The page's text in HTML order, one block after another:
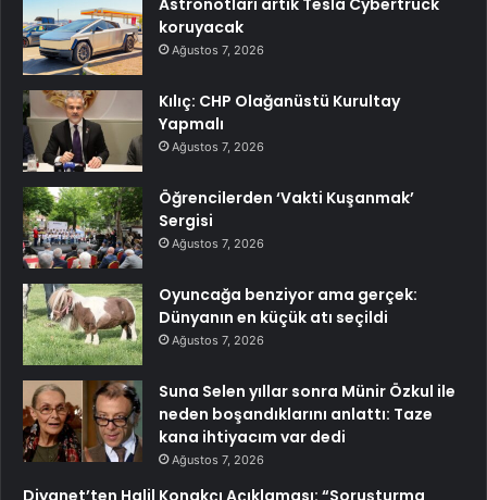
Astronotları artık Tesla Cybertruck
koruyacak
Ağustos 7, 2026
Kılıç: CHP Olağanüstü Kurultay
Yapmalı
Ağustos 7, 2026
Öğrencilerden ‘Vakti Kuşanmak’
Sergisi
Ağustos 7, 2026
Oyuncağa benziyor ama gerçek:
Dünyanın en küçük atı seçildi
Ağustos 7, 2026
Suna Selen yıllar sonra Münir Özkul ile
neden boşandıklarını anlattı: Taze
kana ihtiyacım var dedi
Ağustos 7, 2026